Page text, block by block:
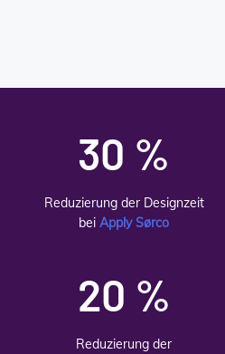
30 %
Reduzierung der Designzeit
bei Apply Sørco
20 %
Reduzierung der